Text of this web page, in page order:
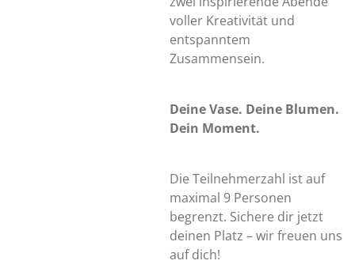
voller Kreativität und
entspanntem
Zusammensein.
Deine Vase. Deine Blumen.
Dein Moment.
Die Teilnehmerzahl ist auf
maximal 9 Personen
begrenzt. Sichere dir jetzt
deinen Platz – wir freuen uns
auf dich!